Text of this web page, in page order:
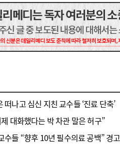
떠나고 심신 지친 교수들 ‘진료 단축’
대화했다는 박 차관 말은 허구”
수들 “향후 10년 필수의료 공백” 경고